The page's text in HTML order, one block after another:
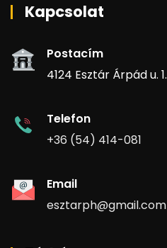
Kapcsolat
Postacím
4124 Esztár Árpád u. 1.
Telefon
+36 (54) 414-081
Email
esztarph@gmail.com